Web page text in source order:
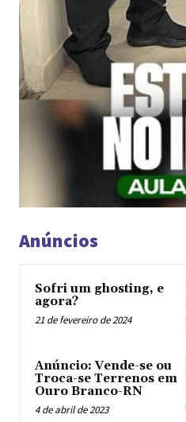
Anúncios
Sofri um ghosting, e
agora?
21 de fevereiro de 2024
Anúncio: Vende-se ou
Troca-se Terrenos em
Ouro Branco-RN
4 de abril de 2023